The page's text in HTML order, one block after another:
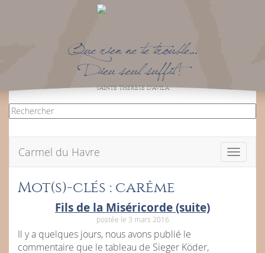
Que rien ne te trouble…
Dieu seul suffit !
SAINTE THÉRÈSE D’AVILA
Toggle
Carmel du Havre
Mot(s)-clés : carême
Fils de la Miséricorde (suite)
postée le 3 mars 2016
Il y a quelques jours, nous avons publié le
commentaire que le tableau de Sieger Köder,